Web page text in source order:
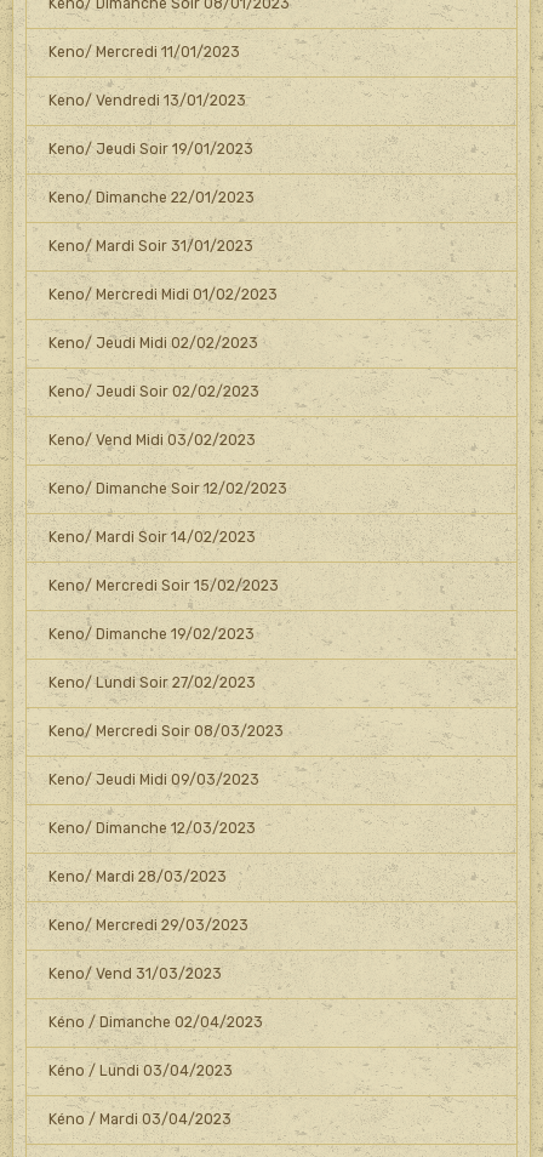
Keno/ Dimanche Soir 08/01/2023
Keno/ Mercredi 11/01/2023
Keno/ Vendredi 13/01/2023
Keno/ Jeudi Soir 19/01/2023
Keno/ Dimanche 22/01/2023
Keno/ Mardi Soir 31/01/2023
Keno/ Mercredi Midi 01/02/2023
Keno/ Jeudi Midi 02/02/2023
Keno/ Jeudi Soir 02/02/2023
Keno/ Vend Midi 03/02/2023
Keno/ Dimanche Soir 12/02/2023
Keno/ Mardi Soir 14/02/2023
Keno/ Mercredi Soir 15/02/2023
Keno/ Dimanche 19/02/2023
Keno/ Lundi Soir 27/02/2023
Keno/ Mercredi Soir 08/03/2023
Keno/ Jeudi Midi 09/03/2023
Keno/ Dimanche 12/03/2023
Keno/ Mardi 28/03/2023
Keno/ Mercredi 29/03/2023
Keno/ Vend 31/03/2023
Kéno / Dimanche 02/04/2023
Kéno / Lundi 03/04/2023
Kéno / Mardi 03/04/2023